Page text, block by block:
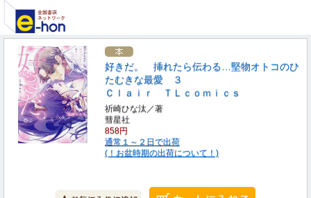
好きだ。 挿れたら伝わる…堅物オトコのひ
たむきな最愛 ３
Ｃｌａｉｒ ＴＬｃｏｍｉｃｓ
祈崎ひな汰／著
彗星社
858円
通常１～２日で出荷
(！お盆時期の出荷について！)